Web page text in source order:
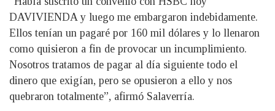
DAVIVIENDA y luego me embargaron indebidamente.
Ellos tenían un pagaré por 160 mil dólares y lo llenaron
como quisieron a fin de provocar un incumplimiento.
Nosotros tratamos de pagar al día siguiente todo el
dinero que exigían, pero se opusieron a ello y nos
quebraron totalmente”, afirmó Salaverría.